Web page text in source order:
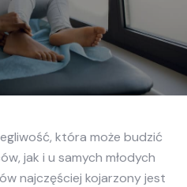
która może budzić
jak i u samych młodych
najczęściej kojarzony jest